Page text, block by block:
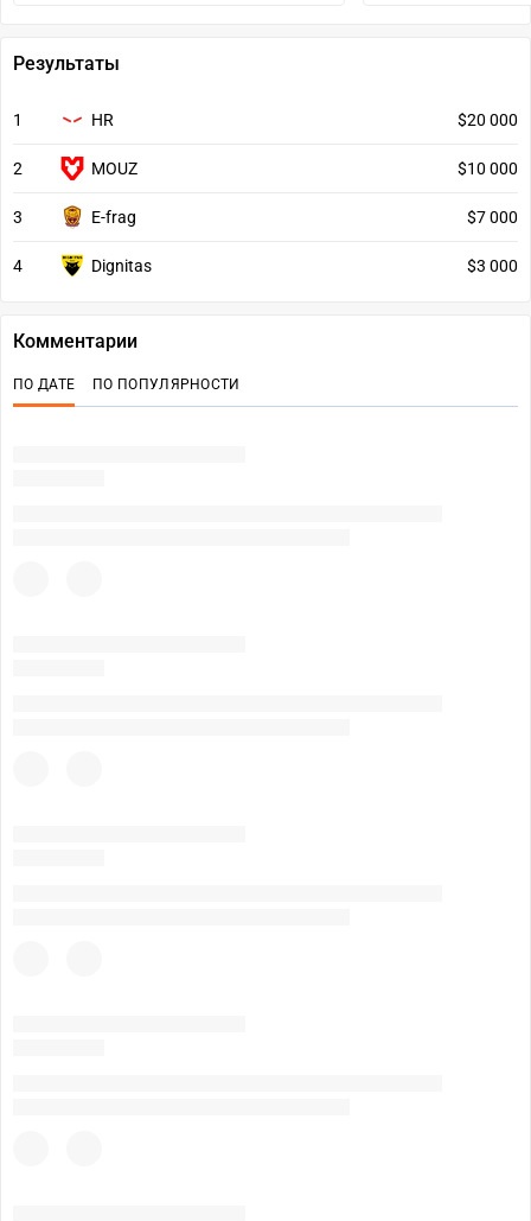
Результаты
1 HR $20 000
2 MOUZ $10 000
3 E-frag $7 000
4 Dignitas $3 000
Комментарии
ПО ДАТЕ ПО ПОПУЛЯРНОСТИ